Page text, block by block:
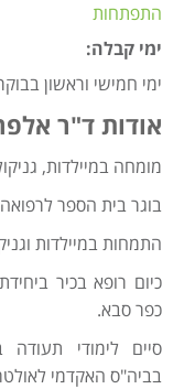
התפתחות
ימי קבלה:
ימי חמישי וראשון
אודות ד"ר
מומחה במיילדות,
בוגר בית הספר לרפואה
התמחות במיילדות
כיום רופא בכיר
כפר סבא.
סיים לימודי תעודה
בביה"ס האקדמי